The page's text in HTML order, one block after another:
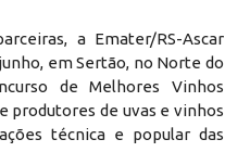
a Emater/RS-Ascar
em Sertão, no Norte do
de Melhores Vinhos
produtores de uvas e vinhos
técnica e popular das